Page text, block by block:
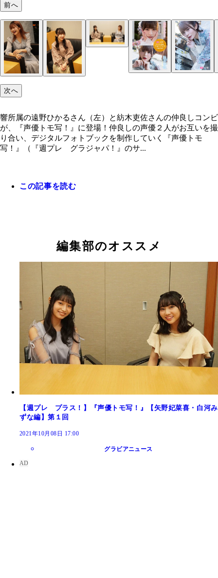
前へ
次へ
響所属の遠野ひかるさん（左）と紡木吏佐さんの仲良しコンビ
が、『声優トモ写！』に登場！仲良しの声優２人がお互いを撮
り合い、デジタルフォトブックを制作していく『声優トモ
写！』（『週プレ グラジャパ！』のサ...
この記事を読む
編集部のオススメ
【週プレ プラス！】『声優トモ写！』【矢野妃菜喜・白河み
ずな編】第１回
2021年10月08日 17:00
グラビアニュース